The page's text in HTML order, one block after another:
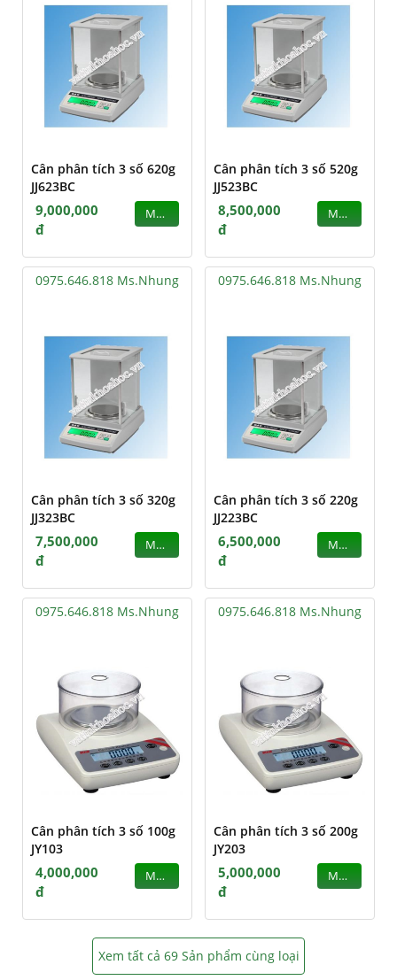
Cân phân tích 3 số 620g
JJ623BC
9,000,000
đ
MUA
Cân phân tích 3 số 520g
JJ523BC
8,500,000
đ
MUA
0975.646.818 Ms.Nhung
Cân phân tích 3 số 320g
JJ323BC
7,500,000
đ
MUA
0975.646.818 Ms.Nhung
Cân phân tích 3 số 220g
JJ223BC
6,500,000
đ
MUA
0975.646.818 Ms.Nhung
Cân phân tích 3 số 100g
JY103
4,000,000
đ
MUA
0975.646.818 Ms.Nhung
Cân phân tích 3 số 200g
JY203
5,000,000
đ
MUA
Xem tất cả 69 Sản phẩm cùng loại